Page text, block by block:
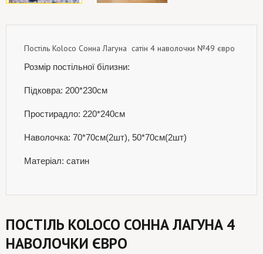
Постіль Koloco Сонна Лагуна сатін 4 наволочки №49 євро
Розмір постільної білизни:
Підковра: 200*230см
Простирадло: 220*240см
Наволочка: 70*70см(2шт), 50*70см(2шт)
Матеріал: сатин
ПОСТІЛЬ KOLOCO СОННА ЛАГУНА 4
НАВОЛОЧКИ ЄВРО